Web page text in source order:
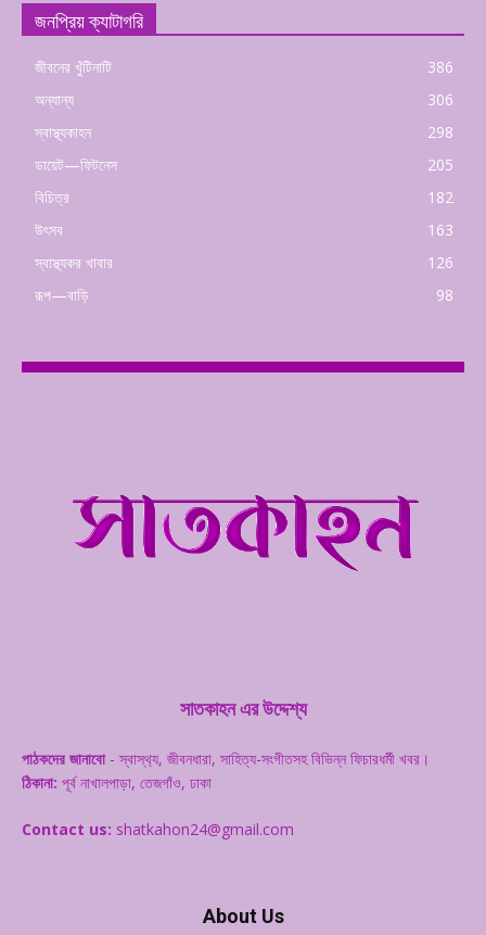
জনপ্রিয় ক্যাটাগরি
জীবনের খুঁটিনাটি
386
অন্যান্য
306
স্বাস্থ্যকাহন
298
ডায়েট—ফিটনেস
205
বিচিত্র
182
উৎসব
163
স্বাস্থ্যকর খাবার
126
রূপ—বাড়ি
98
সাতকাহন এর উদ্দেশ্য
পাঠকদের জানাবো - স্বাস্থ‌্য, জীবনধারা, সাহিত্য-সংগীতসহ বিভিন্ন ফিচারধর্মী খবর।
ঠিকানা: পূর্ব নাখালপাড়া, তেজগাঁও, ঢাকা
Contact us: shatkahon24@gmail.com
About Us